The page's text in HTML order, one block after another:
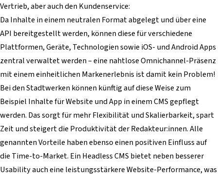
Vertrieb, aber auch den Kundenservice:
Da Inhalte in einem neutralen Format abgelegt und über eine
API bereitgestellt werden, können diese für verschiedene
Plattformen, Geräte, Technologien sowie iOS- und Android Apps
zentral verwaltet werden – eine nahtlose Omnichannel-Präsenz
mit einem einheitlichen Markenerlebnis ist damit kein Problem!
Bei den Stadtwerken können künftig auf diese Weise zum
Beispiel Inhalte für Website und App in einem CMS gepflegt
werden. Das sorgt für mehr Flexibilität und Skalierbarkeit, spart
Zeit und steigert die Produktivität der Redakteur:innen. Alle
genannten Vorteile haben ebenso einen positiven Einfluss auf
die Time-to-Market. Ein Headless CMS bietet neben besserer
Usability auch eine leistungsstärkere Website-Performance, was